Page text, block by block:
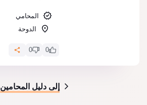
المحامي
الدوحة
0
0
إلى دليل المحامين